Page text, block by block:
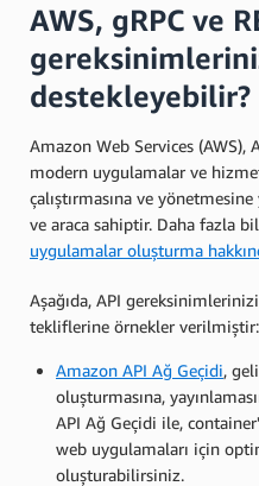
AWS, gRPC ve
destekleyebilir?
Amazon Web Services (AWS),
modern uygulamalar ve
çalıştırmasına ve
ve araca sahiptir. Daha fazla
uygulamalar oluşturma
Aşağıda, API
tekliflerine örnekler verilmiştir:
Amazon API Ağ Geçidi,
oluşturmasına,
API Ağ Geçidi ile,
web uygulamaları için
oluşturabilirsiniz.